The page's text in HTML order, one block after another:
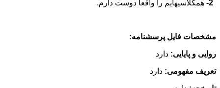
2- همکلاسیهایم را واقعا دوست دارم.
مشخصات فایل پرسشنامه:
روایی و پایایی: دارد
تعریف مفهومی: دارد